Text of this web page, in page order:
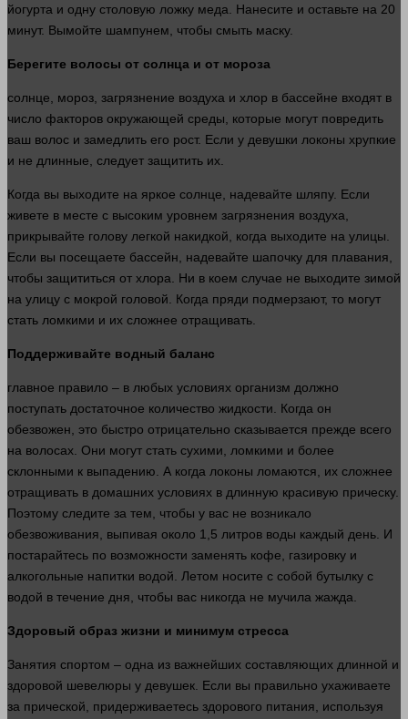
йогурта и одну столовую ложку меда. Нанесите и оставьте на 20
минут. Вымойте шампунем, чтобы смыть маску.
Берегите волосы от солнца и от мороза
солнце , мороз, загрязнение воздуха и хлор в бассейне входят в
число факторов окружающей среды, которые могут повредить
ваш волос и замедлить его рост. Если у девушки локоны хрупкие
и не длинные, следует защитить их.
Когда вы выходите на яркое солнце , надевайте шляпу. Если
живете в месте с высоким уровнем загрязнения воздуха,
прикрывайте голову легкой накидкой, когда выходите на улицы.
Если вы посещаете бассейн, надевайте шапочку для плавания,
чтобы защититься от хлора. Ни в коем случае не выходите зимой
на улицу с мокрой головой . Когда пряди подмерзают, то могут
стать ломкими и их сложнее отращивать.
Поддерживайте водный баланс
главное правило – в любых условиях организм должно
поступать достаточное количество жидкости. Когда он
обезвожен, это быстро отрицательно сказывается прежде всего
на волосах. Они могут стать сухими, ломкими и более
склонными к выпадению. А когда локоны ломаются, их сложнее
отращивать в домашних условиях в длинную красивую прическу.
Поэтому следите за тем, чтобы у вас не возникало
обезвоживания, выпивая около 1,5 литров воды каждый день . И
постарайтесь по возможности заменять кофе , газировку и
алкогольные напитки водой . Летом носите с собой бутылку с
водой в течение дня , чтобы вас никогда не мучила жажда.
Здоровый образ жизни и минимум стресса
Занятия спортом – одна из важнейших составляющих длинной и
здоровой шевелюры у девушек. Если вы правильно ухаживаете
за прической, придерживаетесь здорового питания, используя